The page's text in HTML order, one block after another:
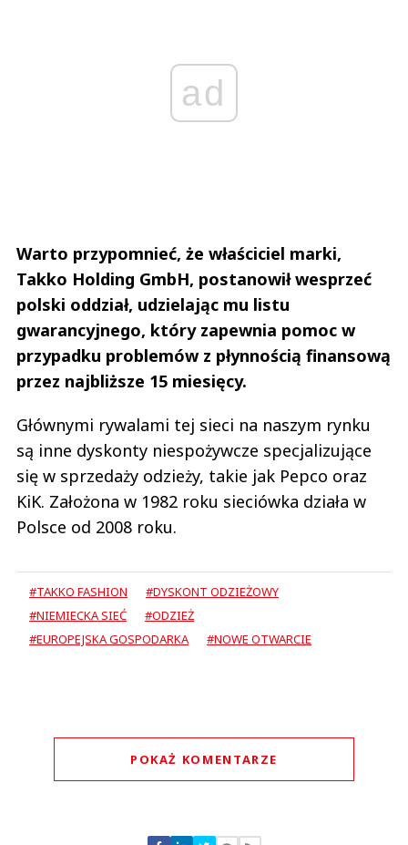
ad
Warto przypomnieć, że właściciel marki,
Takko Holding GmbH, postanowił wesprzeć
polski oddział, udzielając mu listu
gwarancyjnego, który zapewnia pomoc w
przypadku problemów z płynnością finansową
przez najbliższe 15 miesięcy.
Głównymi rywalami tej sieci na naszym rynku
są inne dyskonty niespożywcze specjalizujące
się w sprzedaży odzieży, takie jak Pepco oraz
KiK. Założona w 1982 roku sieciówka działa w
Polsce od 2008 roku.
#TAKKO FASHION
#DYSKONT ODZIEŻOWY
#NIEMIECKA SIEĆ
#ODZIEŻ
#EUROPEJSKA GOSPODARKA
#NOWE OTWARCIE
POKAŻ KOMENTARZE